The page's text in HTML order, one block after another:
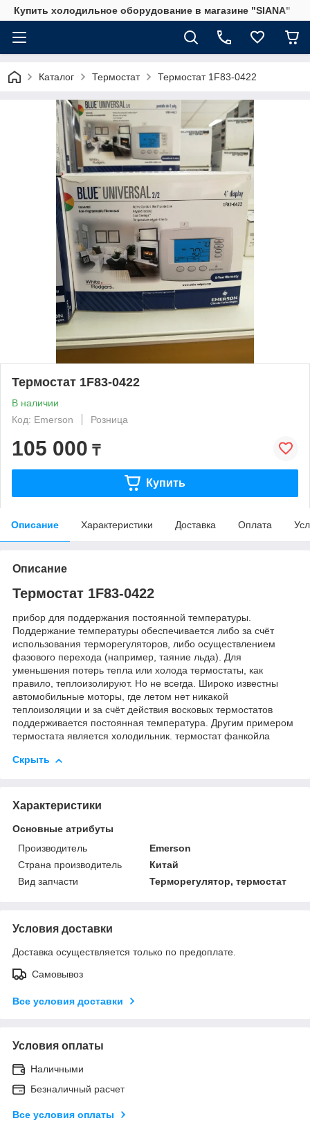
Купить холодильное оборудование в магазине "SIANA"
Каталог Термостат Термостат 1F83-0422
Термостат 1F83-0422
В наличии
Код: Emerson
Розница
105 000 ₸
Купить
Описание Характеристики Доставка Оплата
Описание
Термостат 1F83-0422
прибор для поддержания постоянной температуры.
Поддержание температуры обеспечивается либо за счёт
использования терморегуляторов, либо осуществлением
фазового перехода (например, таяние льда). Для
уменьшения потерь тепла или холода термостаты, как
правило, теплоизолируют. Но не всегда. Широко известны
автомобильные моторы, где летом нет никакой
теплоизоляции и за счёт действия восковых термостатов
поддерживается постоянная температура. Другим примером
термостата является холодильник. термостат фанкойла
Скрыть
Характеристики
Основные атрибуты
Производитель
Emerson
Страна производитель
Китай
Вид запчасти
Терморегулятор, термостат
Условия доставки
Доставка осуществляется только по предоплате.
Самовывоз
Все условия доставки
Условия оплаты
Наличными
Безналичный расчет
Все условия оплаты